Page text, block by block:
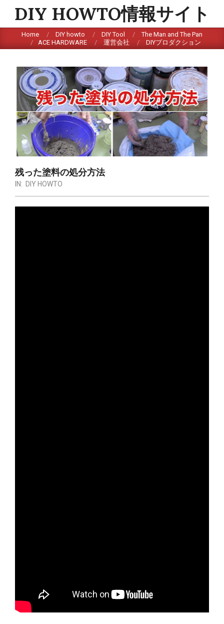
content
DIY HOWTO情報サイト
Home DIY howto DIY Tool
The Man and The Pan
ACE HARDWARE
運営会社 DIYプロダクション
残った塗料の処分方法
IN: DIY HOWTO